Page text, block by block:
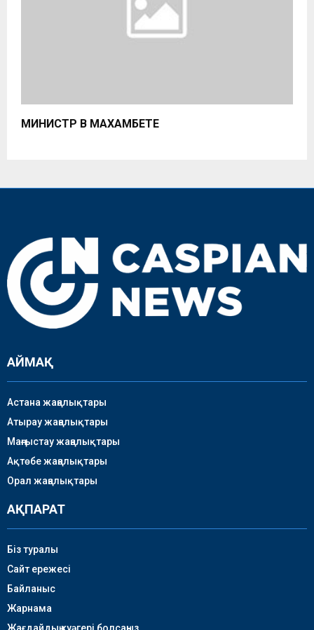
МИНИСТР В МАХАМБЕТЕ
АЙМАҚ
Астана жаңалықтары
Атырау жаңалықтары
Маңғыстау жаңалықтары
Ақтөбе жаңалықтары
Орал жаңалықтары
АҚПАРАТ
Біз туралы
Сайт ережесі
Байланыс
Жарнама
Жағдайдың куәгері болсаңыз